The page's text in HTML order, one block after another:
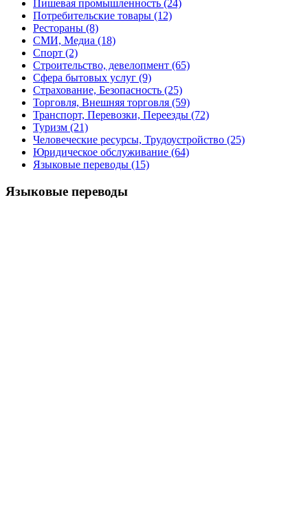
Пишевая промышленность (24)
Потребительские товары (12)
Рестораны (8)
СМИ, Медиа (18)
Спорт (2)
Строительство, девелопмент (65)
Сфера бытовых услуг (9)
Страхование, Безопасность (25)
Торговля, Внешняя торговля (59)
Транспорт, Перевозки, Переезды (72)
Туризм (21)
Человеческие ресурсы, Трудоустройство (25)
Юридическое обслуживание (64)
Языковые переводы (15)
Языковые переводы